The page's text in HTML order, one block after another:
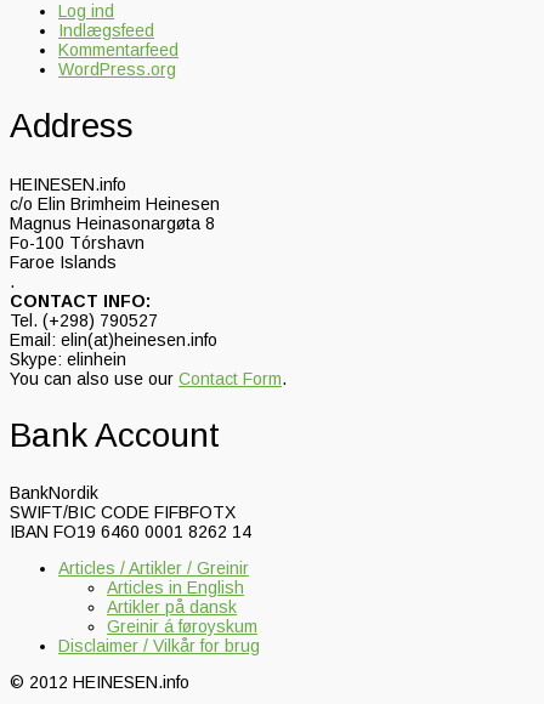
Log ind
Indlægsfeed
Kommentarfeed
WordPress.org
Address
HEINESEN.info
c/o Elin Brimheim Heinesen
Magnus Heinasonargøta 8
Fo-100 Tórshavn
Faroe Islands
.
CONTACT INFO:
Tel. (+298) 790527
Email: elin(at)heinesen.info
Skype: elinhein
You can also use our Contact Form.
Bank Account
BankNordik
SWIFT/BIC CODE FIFBFOTX
IBAN FO19 6460 0001 8262 14
Articles / Artikler / Greinir
Articles in English
Artikler på dansk
Greinir á føroyskum
Disclaimer / Vilkår for brug
© 2012 HEINESEN.info